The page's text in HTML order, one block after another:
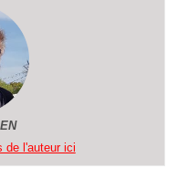
de l'auteur ici